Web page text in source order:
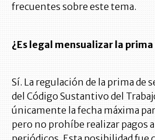
frecuentes sobre este tema.
¿Es legal mensualizar la
Sí. La regulación de la prima de
del Código Sustantivo del
únicamente la fecha máxima
pero no prohíbe realizar pagos